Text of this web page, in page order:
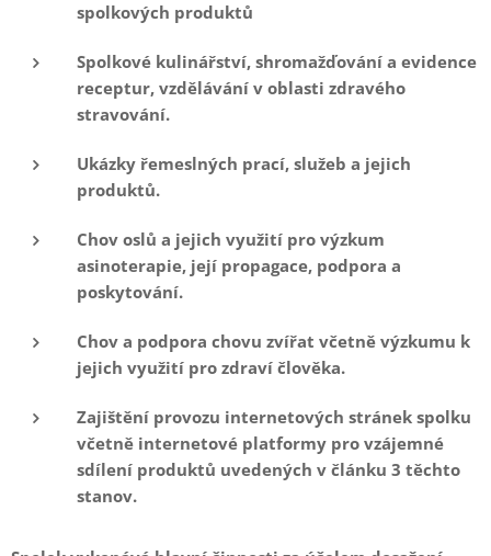
spolkových produktů
Spolkové kulinářství, shromažďování a evidence
receptur, vzdělávání v oblasti zdravého
stravování.
Ukázky řemeslných prací, služeb a jejich
produktů.
Chov oslů a jejich využití pro výzkum
asinoterapie, její propagace, podpora a
poskytování.
Chov a podpora chovu zvířat včetně výzkumu k
jejich využití pro zdraví člověka.
Zajištění provozu internetových stránek spolku
včetně internetové platformy pro vzájemné
sdílení produktů uvedených v článku 3 těchto
stanov.